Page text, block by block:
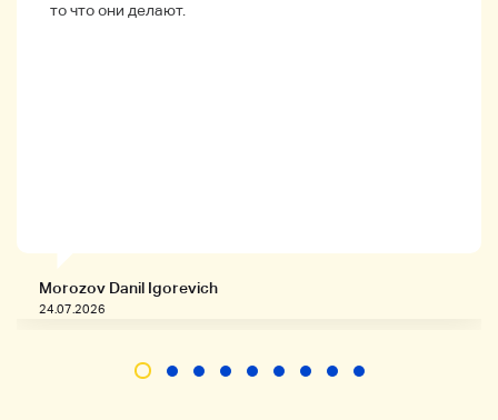
Материал
Типовой номер
то что они делают.
Morozov Danil Igorevich
24.07.2026